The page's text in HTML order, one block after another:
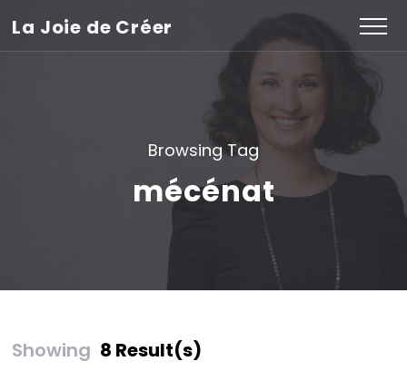
La Joie de Créer
Browsing Tag
mécénat
Showing 8 Result(s)